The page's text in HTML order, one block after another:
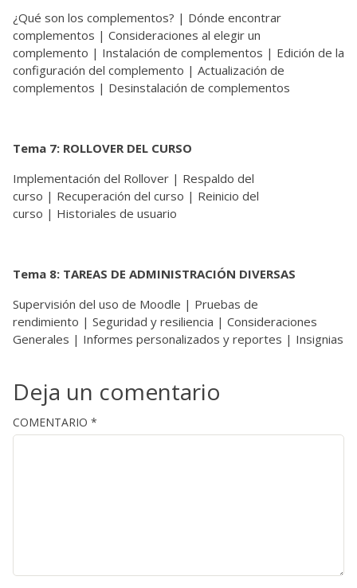
¿Qué son los complementos? | Dónde encontrar
complementos | Consideraciones al elegir un
complemento | Instalación de complementos | Edición de la
configuración del complemento | Actualización de
complementos | Desinstalación de complementos
Tema 7: ROLLOVER DEL CURSO
Implementación del Rollover | Respaldo del
curso | Recuperación del curso | Reinicio del
curso | Historiales de usuario
Tema 8: TAREAS DE ADMINISTRACIÓN DIVERSAS
Supervisión del uso de Moodle | Pruebas de
rendimiento | Seguridad y resiliencia | Consideraciones
Generales | Informes personalizados y reportes | Insignias
Deja un comentario
COMENTARIO *